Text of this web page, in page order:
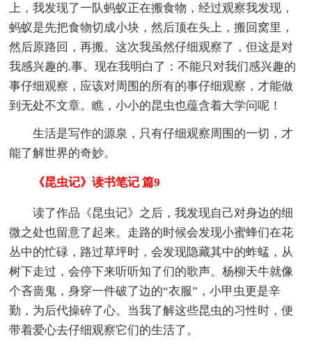
上，我发现了一队蚂蚁正在搬食物，经过观察我发现，
蚂蚁是先把食物切成小块，然后顶在头上，搬回窝里，
然后原路回，再搬。这次我虽然仔细观察了，但这是对
我感兴趣的.事。现在我明白了：不能只对我们感兴趣的
事仔细观察，应该对周围的所有的事仔细观察，才能做
到无处不文章。瞧，小小的昆虫也蕴含着大学问呢！
生活是写作的源泉，只有仔细观察周围的一切，才
能了解世界的奇妙。
《昆虫记》读书笔记 篇9
读了作品《昆虫记》之后，我发现自己对身边的细
微之处也留意了起来。走路的时候会发现小蜜蜂们在花
丛中的忙碌，路过草坪时，会发现隐藏其中的蚱蜢，从
树下走过，会停下来听听知了们的歌声。杨柳天牛就像
个吝啬鬼，身穿一件破了边的“衣服”，小甲虫更是辛
勤，为后代操碎了心。当我了解这些昆虫的习性时，便
带着爱心去仔细观察它们的生活了。